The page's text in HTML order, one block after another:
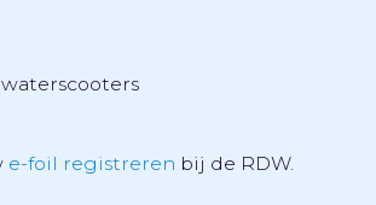
e-foil registreren bij de RDW.